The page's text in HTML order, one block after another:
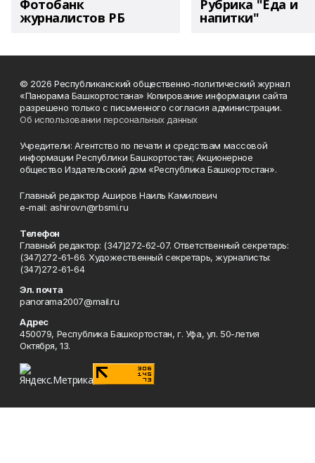
Фотобанк
журналистов РБ
Рубрика "Еда и
напитки"
© 2026 Республиканский общественно-политический журнал
«Панорама Башкортостана» Копирование информации сайта
разрешено только с письменного согласия администрации.
Об использовании персональных данных
Учредители: Агентство по печати и средствам массовой
информации Республики Башкортостан; Акционерное
общество Издательский дом «Республика Башкортостан».
Главный редактор Аширов Наиль Камилович
e-mail: ashirov.n@rbsmi.ru
Телефон
Главный редактор: (347)272-62-07. Ответственный секретарь:
(347)272-61-66. Художественный секретарь, журналисты:
(347)272-61-64
Эл. почта
panorama2007@mail.ru
Адрес
450079, Республика Башкортостан, г. Уфа, ул. 50-летия
Октября, 13.